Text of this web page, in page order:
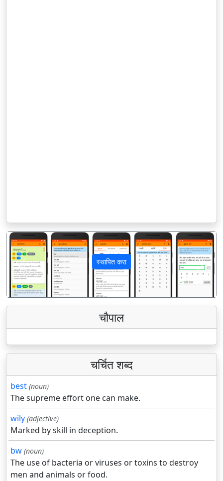
स्थापित करा
पिछला अगला
चौपाल
चर्चित शब्द
best (noun)
The supreme effort one can make.
wily (adjective)
Marked by skill in deception.
bw (noun)
The use of bacteria or viruses or toxins to destroy
men and animals or food.